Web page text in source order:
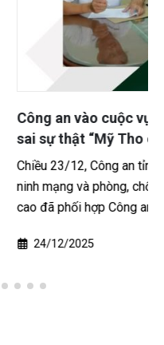
Facebook đăng tin
cho biết Phòng An
sử dụng công nghệ
Đạo...